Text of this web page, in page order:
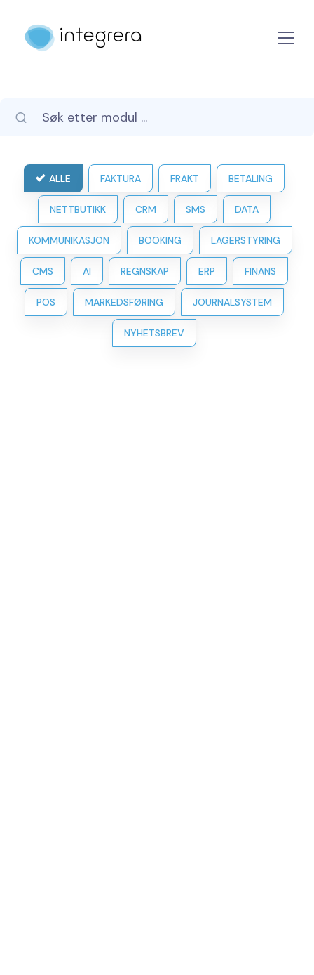
ALLE FAKTURA FRAKT BETALING
NETTBUTIKK CRM SMS DATA
KOMMUNIKASJON BOOKING LAGERSTYRING
CMS AI REGNSKAP ERP FINANS
POS MARKEDSFØRING JOURNALSYSTEM
NYHETSBREV